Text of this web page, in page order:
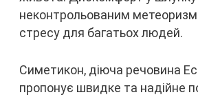
неконтрольованим
стресу для багатьох людей.
Симетикон, діюча речовина
пропонує швидке та надійне